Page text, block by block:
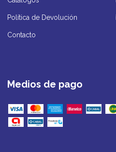
Política de Devolución
Contacto
Medios de pago